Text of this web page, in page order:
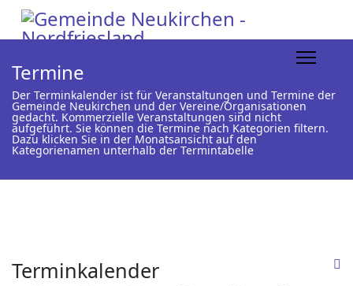
Termine
Der Terminkalender ist für Veranstaltungen und Termine der
Gemeinde Neukirchen und der Vereine/Organisationen
gedacht. Kommerzielle Veranstaltungen sind nicht
aufgeführt. Sie können die Termine nach Kategorien filtern.
Dazu klicken Sie in der Monatsansicht auf den
Kategorienamen unterhalb der Termintabelle
Terminkalender